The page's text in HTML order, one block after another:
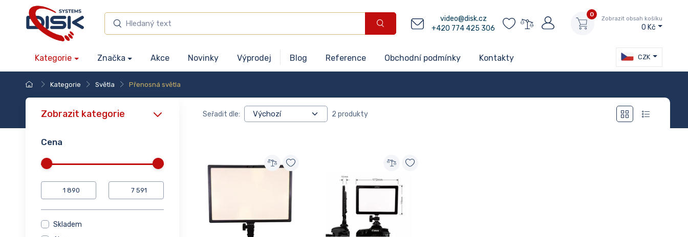
video@disk.cz
+420 774 425 306
0
Zobrazit obsah košíku
0 Kč
Kategorie Značka Akce Novinky Výprodej Blog Reference Obchodní podmínky Kontakty CZK
Kategorie Světla Přenosná světla
Zobrazit kategorie
Cena
Skladem
Seřadit dle: 2 produkty